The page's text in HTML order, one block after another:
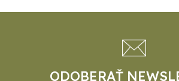
Z
ODOBERAŤ